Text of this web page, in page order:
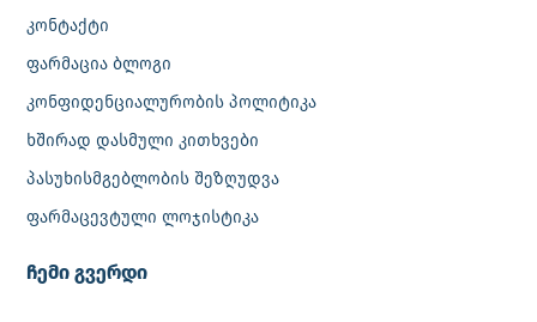
კონტაქტი
ფარმაცია ბლოგი
კონფიდენციალურობის პოლიტიკა
ხშირად დასმული კითხვები
პასუხისმგებლობის შეზღუდვა
ფარმაცევტული ლოჯისტიკა
‎ჩემი გვერდი